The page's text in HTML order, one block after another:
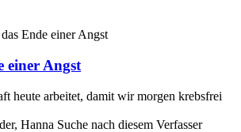
einer Angst
heute arbeitet, damit wir morgen krebsfrei
Hanna Suche nach diesem Verfasser